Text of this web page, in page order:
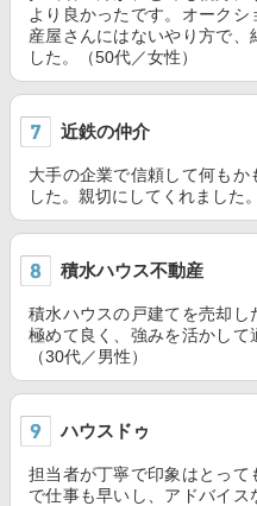
より良かったです。オーク
産屋さんにはないやり方で、
した。（50代／女性）
近鉄の仲介
大手の企業で信頼して何もか
した。親切にしてくれました
積水ハウス不動産
積水ハウスの戸建てを売却
極めて良く、強みを活かして
（30代／男性）
ハウスドゥ
担当者が丁寧で印象はとって
で仕事も早いし、アドバイス